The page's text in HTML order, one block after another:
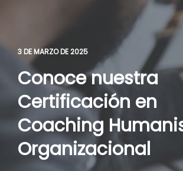
3 DE MARZO DE 2025
Conoce nuestra
Certificación en
Coaching
Organizacional